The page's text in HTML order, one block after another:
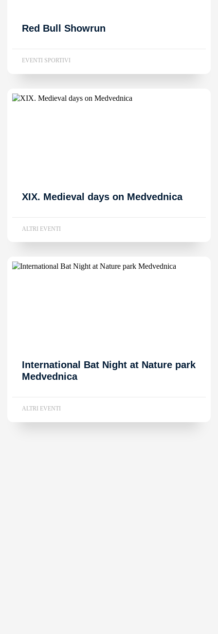
Red Bull Showrun
EVENTI SPORTIVI
XIX. Medieval days on Medvednica
ALTRI EVENTI
International Bat Night at Nature park
Medvednica
ALTRI EVENTI